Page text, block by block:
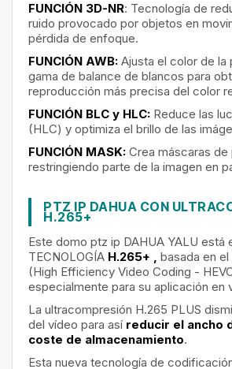
FUNCIÓN 3D-NR: Tecnología de
ruido provocado por objetos en
pérdida de enfoque.
FUNCIÓN AWB: Ajusta el color de la
gama de balance de blancos para
reproducción más precisa del color
FUNCIÓN BLC y HLC: Reduce las
(HLC) y optimiza el brillo de las
FUNCIÓN MASK: Crea máscaras de
restringiendo parte de la imagen en
PTZ IP DAHUA CON
H.265+
Este domo ptz ip DAHUA YALU está
TECNOLOGÍA H.265+ , basada en
(High Efficiency Video Coding -
especialmente para su aplicación en
La ultracompresión H.265 PLUS
del vídeo para así reducir el ancho
coste de almacenamiento.
Esta nueva tecnología de